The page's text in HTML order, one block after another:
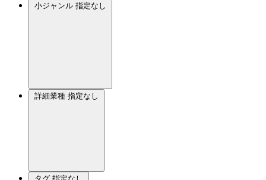
小ジャンル 指定なし
詳細業種 指定なし